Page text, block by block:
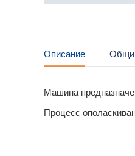
Описание
Машина
Процесс